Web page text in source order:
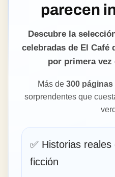
parecen
Descubre la
celebradas de El Café
por primera
Más de 300 páginas
sorprendentes que
✅ Historias
ficción